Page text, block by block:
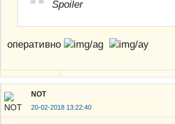
Spoiler
оперативно
NOT
20-02-2018 13:22:40